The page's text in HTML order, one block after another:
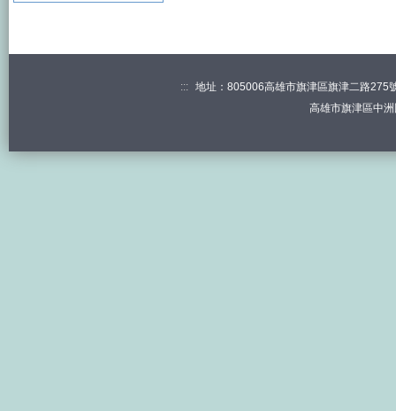
::: 地址：805006高雄市旗津區旗津二路
高雄市旗津區中